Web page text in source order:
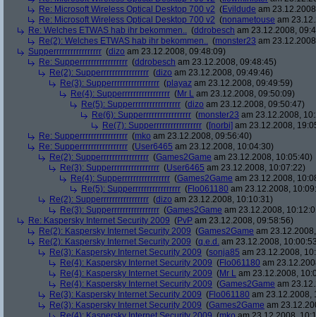
Re: Microsoft Wireless Optical Desktop 700 v2 (Evildude am
Re: Microsoft Wireless Optical Desktop 700 v2 (nonametouse am
Re: Welches ETWAS hab ihr bekommen.. (ddrobesch am 23.12.2008,
Re(2): Welches ETWAS hab ihr bekommen.. (monster23 am
Supperrrrrrrrrrrrrrrrr (dizo am 23.12.2008, 09:48:09)
Re: Supperrrrrrrrrrrrrrrrr (ddrobesch am 23.12.2008, 09:48:45)
Re(2): Supperrrrrrrrrrrrrrrrr (dizo am 23.12.2008, 09:49:46)
Re(3): Supperrrrrrrrrrrrrrrrr (playaz am 23.12.2008, 09:49:59)
Re(4): Supperrrrrrrrrrrrrrrrr (Mr L am 23.12.2008, 09:50:09)
Re(5): Supperrrrrrrrrrrrrrrrr (dizo am 23.12.2008, 09:50:47)
Re(6): Supperrrrrrrrrrrrrrrrr (monster23 am 23.12.2008,
Re(7): Supperrrrrrrrrrrrrrrrr ([norbi] am 23.12.2008,
Re: Supperrrrrrrrrrrrrrrrr (mko am 23.12.2008, 09:56:40)
Re: Supperrrrrrrrrrrrrrrrr (User6465 am 23.12.2008, 10:04:30)
Re(2): Supperrrrrrrrrrrrrrrrr (Games2Game am 23.12.2008, 10:05:40)
Re(3): Supperrrrrrrrrrrrrrrrr (User6465 am 23.12.2008, 10:07:22)
Re(4): Supperrrrrrrrrrrrrrrrr (Games2Game am 23.12.2008,
Re(5): Supperrrrrrrrrrrrrrrrr (Flo061180 am 23.12.2008,
Re(2): Supperrrrrrrrrrrrrrrrr (dizo am 23.12.2008, 10:10:31)
Re(3): Supperrrrrrrrrrrrrrrrr (Games2Game am 23.12.2008,
Re: Kaspersky Internet Security 2009 (PvP am 23.12.2008, 09:58:56)
Re(2): Kaspersky Internet Security 2009 (Games2Game am
Re(2): Kaspersky Internet Security 2009 (q.e.d. am 23.12.2008,
Re(3): Kaspersky Internet Security 2009 (sonja85 am 23.12.2008,
Re(4): Kaspersky Internet Security 2009 (Flo061180 am
Re(4): Kaspersky Internet Security 2009 (Mr L am 23.12.2008,
Re(4): Kaspersky Internet Security 2009 (Games2Game am
Re(3): Kaspersky Internet Security 2009 (Flo061180 am 23.12.2008,
Re(3): Kaspersky Internet Security 2009 (Games2Game am